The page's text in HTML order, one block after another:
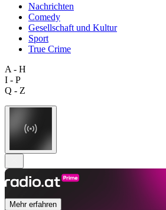
Nachrichten
Comedy
Gesellschaft und Kultur
Sport
True Crime
A - H
I - P
Q - Z
Mehr erfahren